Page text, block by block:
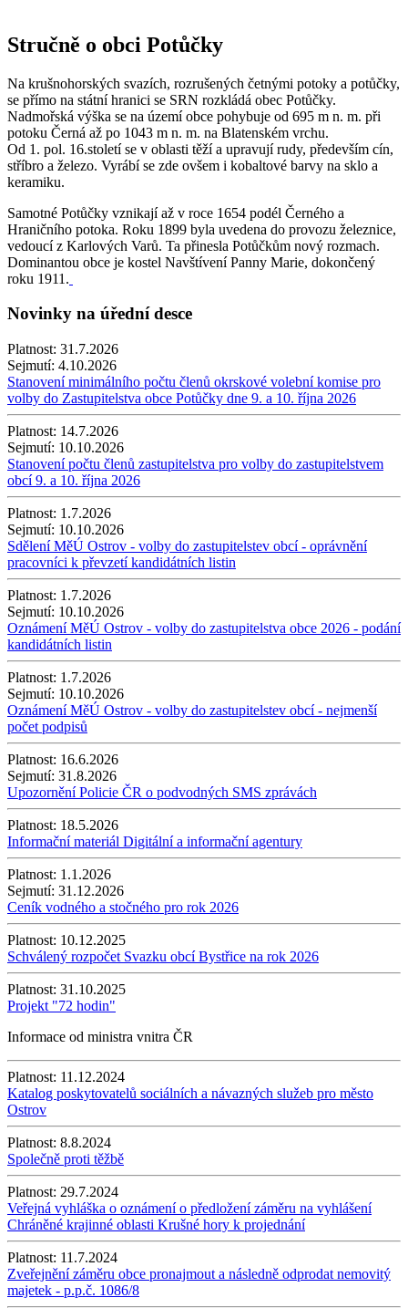
Stručně o obci Potůčky
Na krušnohorských svazích, rozrušených četnými potoky a potůčky,
se přímo na státní hranici se SRN rozkládá obec Potůčky.
Nadmořská výška se na území obce pohybuje od 695 m n. m. při
potoku Černá až po 1043 m n. m. na Blatenském vrchu.
Od 1. pol. 16.století se v oblasti těží a upravují rudy, především cín,
stříbro a železo. Vyrábí se zde ovšem i kobaltové barvy na sklo a
keramiku.
Samotné Potůčky vznikají až v roce 1654 podél Černého a
Hraničního potoka. Roku 1899 byla uvedena do provozu železnice,
vedoucí z Karlových Varů. Ta přinesla Potůčkům nový rozmach.
Dominantou obce je kostel Navštívení Panny Marie, dokončený
roku 1911.
Novinky na úřední desce
Platnost: 31.7.2026
Sejmutí: 4.10.2026
Stanovení minimálního počtu členů okrskové volební komise pro
volby do Zastupitelstva obce Potůčky dne 9. a 10. října 2026
Platnost: 14.7.2026
Sejmutí: 10.10.2026
Stanovení počtu členů zastupitelstva pro volby do zastupitelstvem
obcí 9. a 10. října 2026
Platnost: 1.7.2026
Sejmutí: 10.10.2026
Sdělení MěÚ Ostrov - volby do zastupitelstev obcí - oprávnění
pracovníci k převzetí kandidátních listin
Platnost: 1.7.2026
Sejmutí: 10.10.2026
Oznámení MěÚ Ostrov - volby do zastupitelstva obce 2026 - podání
kandidátních listin
Platnost: 1.7.2026
Sejmutí: 10.10.2026
Oznámení MěÚ Ostrov - volby do zastupitelstev obcí - nejmenší
počet podpisů
Platnost: 16.6.2026
Sejmutí: 31.8.2026
Upozornění Policie ČR o podvodných SMS zprávách
Platnost: 18.5.2026
Informační materiál Digitální a informační agentury
Platnost: 1.1.2026
Sejmutí: 31.12.2026
Ceník vodného a stočného pro rok 2026
Platnost: 10.12.2025
Schválený rozpočet Svazku obcí Bystřice na rok 2026
Platnost: 31.10.2025
Projekt "72 hodin"
Informace od ministra vnitra ČR
Platnost: 11.12.2024
Katalog poskytovatelů sociálních a návazných služeb pro město
Ostrov
Platnost: 8.8.2024
Společně proti těžbě
Platnost: 29.7.2024
Veřejná vyhláška o oznámení o předložení záměru na vyhlášení
Chráněné krajinné oblasti Krušné hory k projednání
Platnost: 11.7.2024
Zveřejnění záměru obce pronajmout a následně odprodat nemovitý
majetek - p.p.č. 1086/8